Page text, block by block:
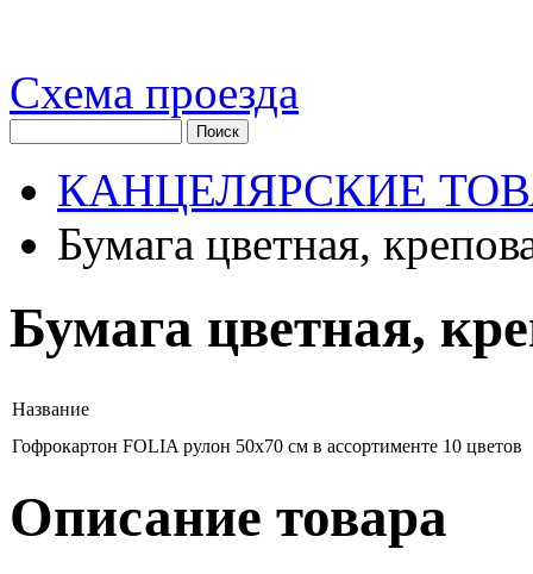
Схема проезда
КАНЦЕЛЯРСКИЕ
Бумага цветная,
Бумага цветная,
Название
Гофрокартон FOLIA рулон 50х70 см в ассортименте 10 цветов
Описание товара